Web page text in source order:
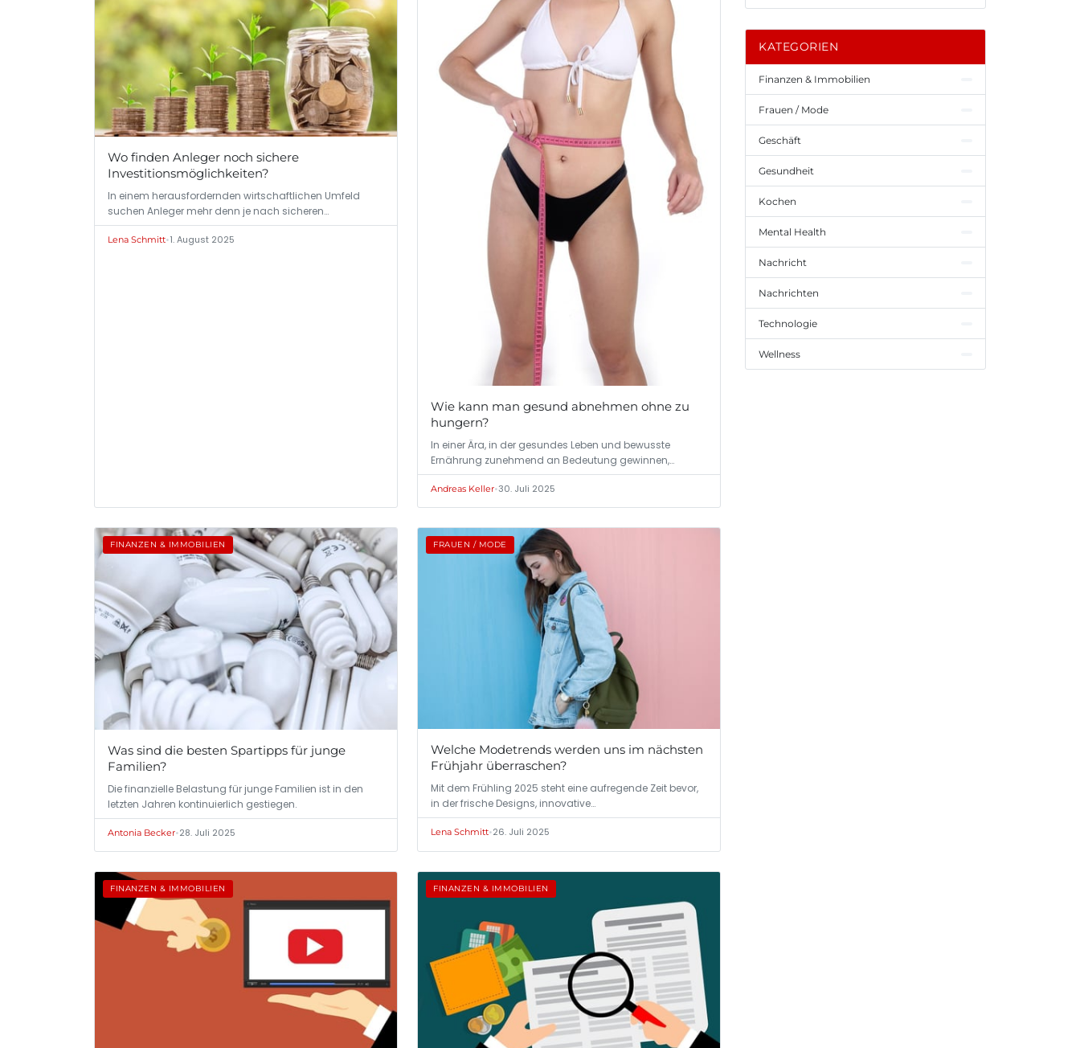
Wo finden Anleger noch sichere
Investitionsmöglichkeiten?
In einem herausfordernden wirtschaftlichen Umfeld
suchen Anleger mehr denn je nach sicheren…
Lena Schmitt•1. August 2025
Wie kann man gesund abnehmen ohne zu
hungern?
In einer Ära, in der gesundes Leben und bewusste
Ernährung zunehmend an Bedeutung gewinnen,
suchen…
Andreas Keller•30. Juli 2025
FINANZEN & IMMOBILIEN
Was sind die besten Spartipps für junge
Familien?
Die finanzielle Belastung für junge Familien ist in den
letzten Jahren kontinuierlich gestiegen.
Antonia Becker•28. Juli 2025
FRAUEN / MODE
Welche Modetrends werden uns im nächsten
Frühjahr überraschen?
Mit dem Frühling 2025 steht eine aufregende Zeit bevor,
in der frische Designs, innovative…
Lena Schmitt•26. Juli 2025
FINANZEN & IMMOBILIEN FINANZEN & IMMOBILIEN
KATEGORIEN
Finanzen & Immobilien
Frauen / Mode
Geschäft
Gesundheit
Kochen
Mental Health
Nachricht
Nachrichten
Technologie
Wellness